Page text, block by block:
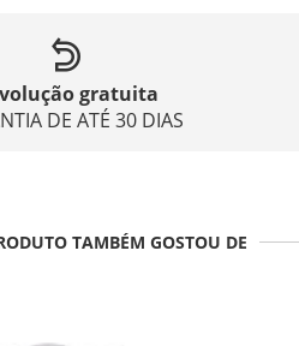
gratuita
DE ATÉ 30 DIAS
TAMBÉM GOSTOU DE